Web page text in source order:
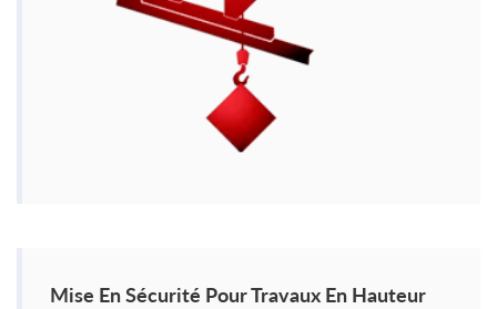
Mise En Sécurité Pour Travaux En Hauteur